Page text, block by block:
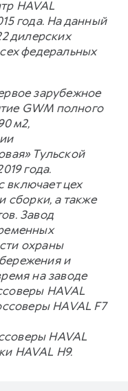
HAVAL
года. На данный
дилерских
федеральных
зарубежное
GWM полного
м2,
Тульской
года.
включает цех
сборки, а также
Завод
охраны
и
на заводе
HAVAL
HAVAL F7
HAVAL
HAVAL H9.